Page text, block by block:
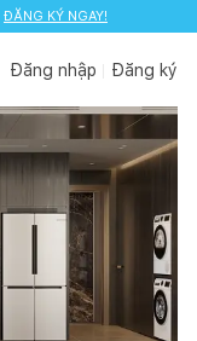
ĐĂNG KÝ NGAY!
Đăng nhập Đăng ký